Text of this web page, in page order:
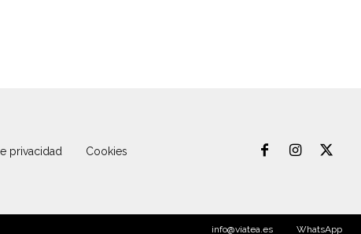
privacidad Cookies
info@viatea.es WhatsApp